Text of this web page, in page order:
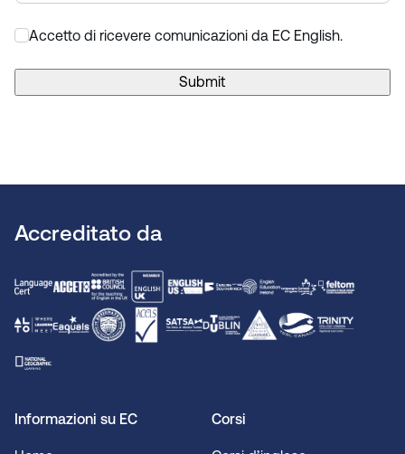
Accetto di ricevere comunicazioni da EC English.
Submit
Accreditato da
Informazioni su EC Corsi